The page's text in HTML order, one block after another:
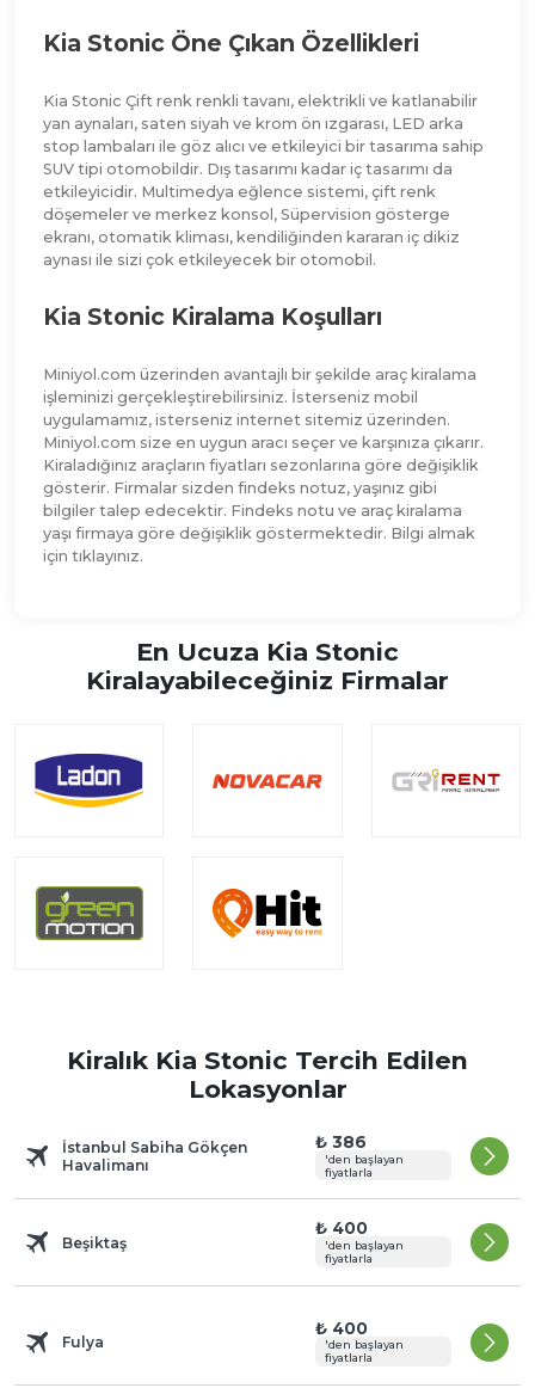
Kia Stonic Öne Çıkan Özellikleri
Kia Stonic Çift renk renkli tavanı, elektrikli ve katlanabilir
yan aynaları, saten siyah ve krom ön ızgarası, LED arka
stop lambaları ile göz alıcı ve etkileyici bir tasarıma sahip
SUV tipi otomobildir. Dış tasarımı kadar iç tasarımı da
etkileyicidir. Multimedya eğlence sistemi, çift renk
döşemeler ve merkez konsol, Süpervision gösterge
ekranı, otomatik kliması, kendiliğinden kararan iç dikiz
aynası ile sizi çok etkileyecek bir otomobil.
Kia Stonic Kiralama Koşulları
Miniyol.com üzerinden avantajlı bir şekilde araç kiralama
işleminizi gerçekleştirebilirsiniz. İsterseniz mobil
uygulamamız, isterseniz internet sitemiz üzerinden.
Miniyol.com size en uygun aracı seçer ve karşınıza çıkarır.
Kiraladığınız araçların fiyatları sezonlarına göre değişiklik
gösterir. Firmalar sizden findeks notuz, yaşınız gibi
bilgiler talep edecektir. Findeks notu ve araç kiralama
yaşı firmaya göre değişiklik göstermektedir. Bilgi almak
için tıklayınız.
En Ucuza Kia Stonic
Kiralayabileceğiniz Firmalar
Kiralık Kia Stonic Tercih Edilen
Lokasyonlar
İstanbul Sabiha Gökçen
Havalimanı
₺ 386
'den başlayan
fiyatlarla
Beşiktaş
₺ 400
'den başlayan
fiyatlarla
Fulya
₺ 400
'den başlayan
fiyatlarla